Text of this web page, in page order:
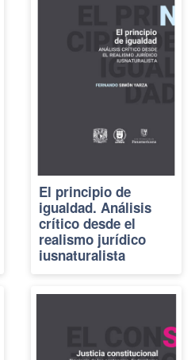
El principio de
igualdad. Análisis
crítico desde el
realismo jurídico
iusnaturalista